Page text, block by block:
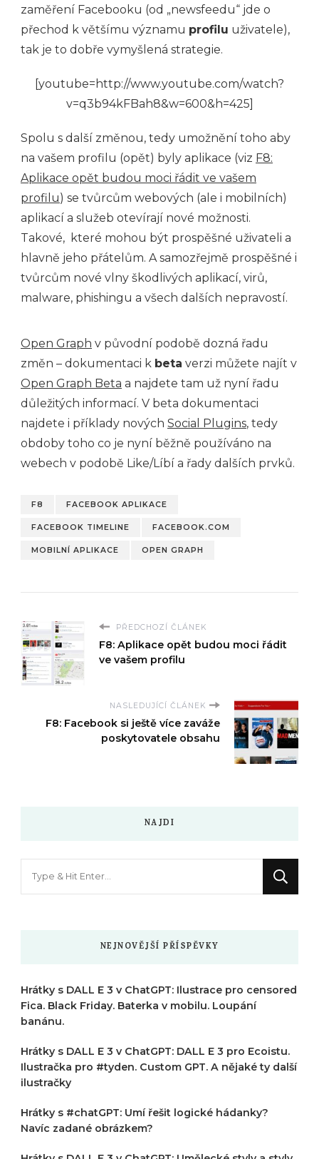
zaměření Facebooku (od „newsfeedu“ jde o
přechod k většímu významu profilu uživatele),
tak je to dobře vymyšlená strategie.
[youtube=http://www.youtube.com/watch?
v=q3b94kFBah8&w=600&h=425]
Spolu s další změnou, tedy umožnění toho aby
na vašem profilu (opět) byly aplikace (viz F8:
Aplikace opět budou moci řádit ve vašem
profilu) se tvůrcům webových (ale i mobilních)
aplikací a služeb otevírají nové možnosti.
Takové, které mohou být prospěšné uživateli a
hlavně jeho přátelům. A samozřejmě prospěšné i
tvůrcům nové vlny škodlivých aplikací, virů,
malware, phishingu a všech dalších nepravostí.
Open Graph v původní podobě dozná řadu
změn – dokumentaci k beta verzi můžete najít v
Open Graph Beta a najdete tam už nyní řadu
důležitých informací. V beta dokumentaci
najdete i příklady nových Social Plugins, tedy
obdoby toho co je nyní běžně používáno na
webech v podobě Like/Líbí a řady dalších prvků.
F8 FACEBOOK APLIKACE
FACEBOOK TIMELINE FACEBOOK.COM
MOBILNÍ APLIKACE OPEN GRAPH
PŘEDCHOZÍ ČLÁNEK
F8: Aplikace opět budou moci řádit
ve vašem profilu
NASLEDUJÍCÍ ČLÁNEK
F8: Facebook si ještě více zaváže
poskytovatele obsahu
NAJDI
NEJNOVĚJŠÍ PŘÍSPĚVKY
Hrátky s DALL E 3 v ChatGPT: Ilustrace pro censored
Fica. Black Friday. Baterka v mobilu. Loupání
banánu.
Hrátky s DALL E 3 v ChatGPT: DALL E 3 pro Ecoistu.
Ilustračka pro #tyden. Custom GPT. A nějaké ty další
ilustračky
Hrátky s #chatGPT: Umí řešit logické hádanky?
Navíc zadané obrázkem?